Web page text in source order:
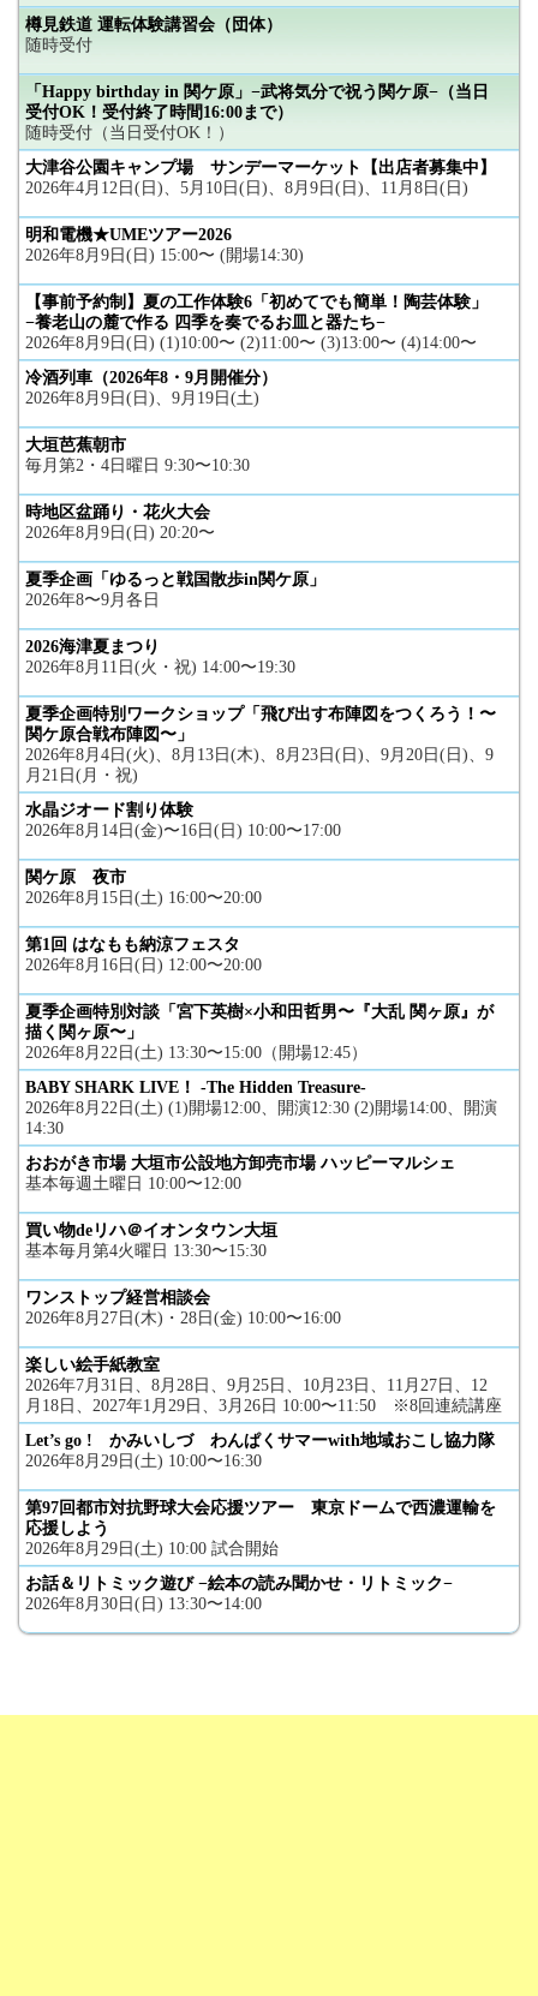
樽見鉄道 運転体験講習会（団体）
随時受付
「Happy birthday in 関ケ原」−武将気分で祝う関ケ原−（当日
受付OK！受付終了時間16:00まで）
随時受付（当日受付OK！）
大津谷公園キャンプ場 サンデーマーケット【出店者募集中】
2026年4月12日(日)、5月10日(日)、8月9日(日)、11月8日(日)
明和電機★UMEツアー2026
2026年8月9日(日) 15:00〜 (開場14:30)
【事前予約制】夏の工作体験6「初めてでも簡単！陶芸体験」
−養老山の麓で作る 四季を奏でるお皿と器たち−
2026年8月9日(日) (1)10:00〜 (2)11:00〜 (3)13:00〜 (4)14:00〜
冷酒列車（2026年8・9月開催分）
2026年8月9日(日)、9月19日(土)
大垣芭蕉朝市
毎月第2・4日曜日 9:30〜10:30
時地区盆踊り・花火大会
2026年8月9日(日) 20:20〜
夏季企画「ゆるっと戦国散歩in関ケ原」
2026年8〜9月各日
2026海津夏まつり
2026年8月11日(火・祝) 14:00〜19:30
夏季企画特別ワークショップ「飛び出す布陣図をつくろう！〜
関ケ原合戦布陣図〜」
2026年8月4日(火)、8月13日(木)、8月23日(日)、9月20日(日)、9
月21日(月・祝)
水晶ジオード割り体験
2026年8月14日(金)〜16日(日) 10:00〜17:00
関ケ原 夜市
2026年8月15日(土) 16:00〜20:00
第1回 はなもも納涼フェスタ
2026年8月16日(日) 12:00〜20:00
夏季企画特別対談「宮下英樹×小和田哲男〜『大乱 関ヶ原』が
描く関ヶ原〜」
2026年8月22日(土) 13:30〜15:00（開場12:45）
BABY SHARK LIVE！ -The Hidden Treasure-
2026年8月22日(土) (1)開場12:00、開演12:30 (2)開場14:00、開演
14:30
おおがき市場 大垣市公設地方卸売市場 ハッピーマルシェ
基本毎週土曜日 10:00〜12:00
買い物deリハ＠イオンタウン大垣
基本毎月第4火曜日 13:30〜15:30
ワンストップ経営相談会
2026年8月27日(木)・28日(金) 10:00〜16:00
楽しい絵手紙教室
2026年7月31日、8月28日、9月25日、10月23日、11月27日、12
月18日、2027年1月29日、3月26日 10:00〜11:50 ※8回連続講座
Let’s go ! かみいしづ わんぱくサマーwith地域おこし協力隊
2026年8月29日(土) 10:00〜16:30
第97回都市対抗野球大会応援ツアー 東京ドームで西濃運輸を
応援しよう
2026年8月29日(土) 10:00 試合開始
お話＆リトミック遊び −絵本の読み聞かせ・リトミック−
2026年8月30日(日) 13:30〜14:00